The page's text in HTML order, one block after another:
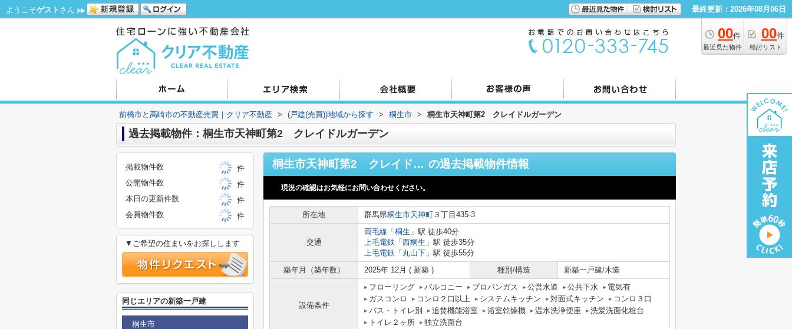
ようこそゲスト さん 最終更新：2026年08月06日
00件
最近見た物件
00件
検討リスト
前橋市と高崎市の不動産売買｜クリア不動産 > (戸建(売買))地域から探す > 桐生市 > 桐生市天神町第2 クレイドルガーデン
過去掲載物件：桐生市天神町第2 クレイドルガーデン
桐生市天神町第2 クレイドルガーデン の過去掲載物件情報
現況の確認はお気軽にお問い合わせください。
所在地 群馬県桐生市天神町 ３丁目435-3
交通
両毛線 「 桐生 」駅 徒歩40分
上毛電鉄 「 西桐生 」駅 徒歩35分
上毛電鉄 「 丸山下 」駅 徒歩55分
築年月（築年数）
2025年 12月 ( 新築 ) 種別/構造 新築一戸建/木造
設備条件
フローリング バルコニー プロパンガス 公営水道 公共下水
電気有
ガスコンロ
コンロ２口以上 システムキッチン 対面式キッチン
コンロ３口
バス・トイレ別
追焚機能浴室 浴室乾燥機 温水洗浄便座
洗髪洗面化粧台
トイレ２ヶ所
独立洗面台
掲載物件数
件
公開物件数
件
本日の更新件数
件
会員物件数
件
▼ご希望の住まいをお探しします
同じエリアの新築一戸建
桐生市